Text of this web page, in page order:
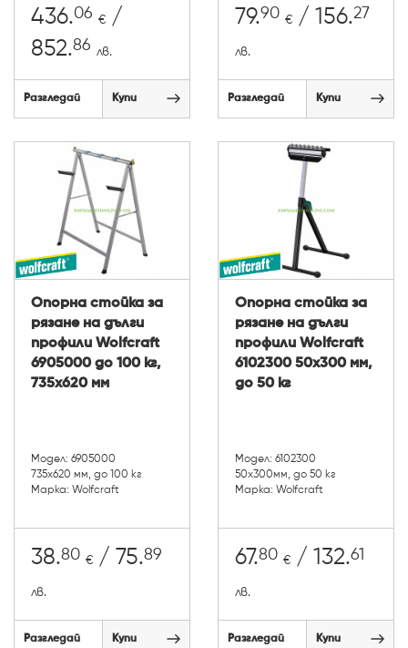
436.06 € /
852.86 лв.
Разгледай Купи
79.90 € / 156.27
лв.
Разгледай Купи
Опорна стойка за
рязане на дълги
профили Wolfcraft
6905000 до 100 кг,
735x620 мм
Модел: 6905000
735x620 мм, до 100 кг
Марка: Wolfcraft
38.80 € / 75.89
лв.
Разгледай Купи
Опорна стойка за
рязане на дълги
профили Wolfcraft
6102300 50х300 мм,
до 50 кг
Модел: 6102300
50х300мм, до 50 кг
Марка: Wolfcraft
67.80 € / 132.61
лв.
Разгледай Купи